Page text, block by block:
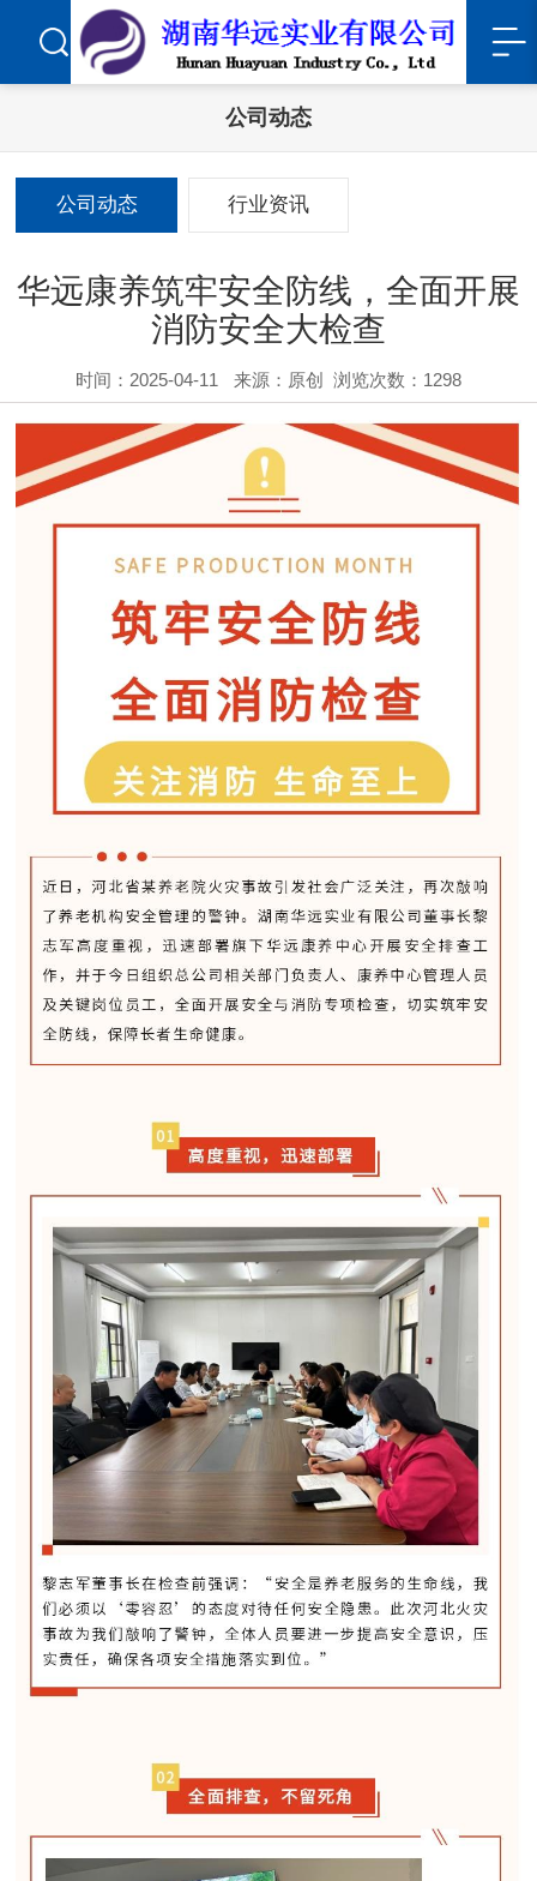
公司动态
公司动态 行业资讯
华远康养筑牢安全防线，全面开展
消防安全大检查
时间：2025-04-11 来源：原创 浏览次数：1298